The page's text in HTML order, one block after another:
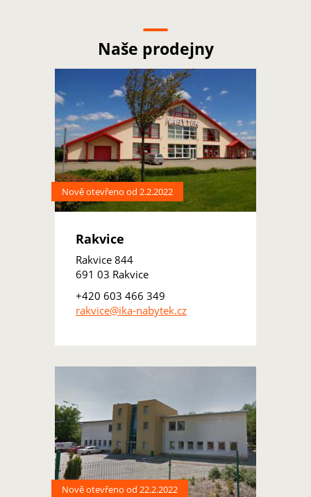
Naše prodejny
Nově otevřeno od 2.2.2022
Rakvice
Rakvice 844
691 03 Rakvice
+420 603 466 349
rakvice@ika-nabytek.cz
Nově otevřeno od 22.2.2022